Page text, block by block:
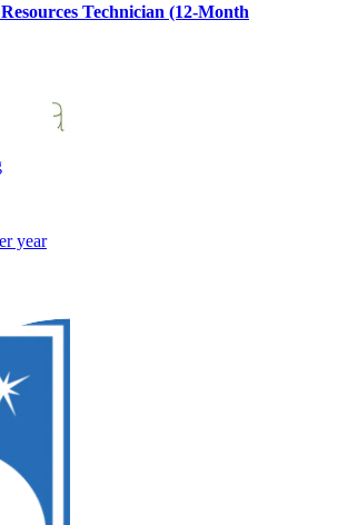
Technician (12-Month
year